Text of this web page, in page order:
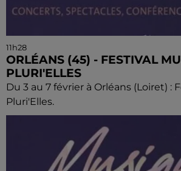
11h28
ORLÉANS (45) - FESTIVAL
PLURI'ELLES
Du 3 au 7 février à Orléans (Loiret) :
Pluri'Elles.